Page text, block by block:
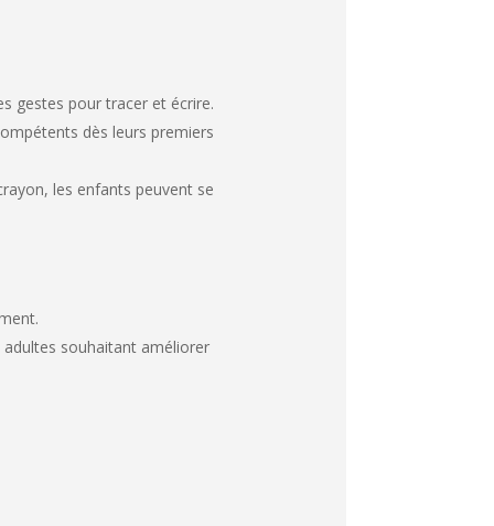
gestes pour tracer et écrire.
dès leurs premiers
les enfants peuvent se
souhaitant améliorer